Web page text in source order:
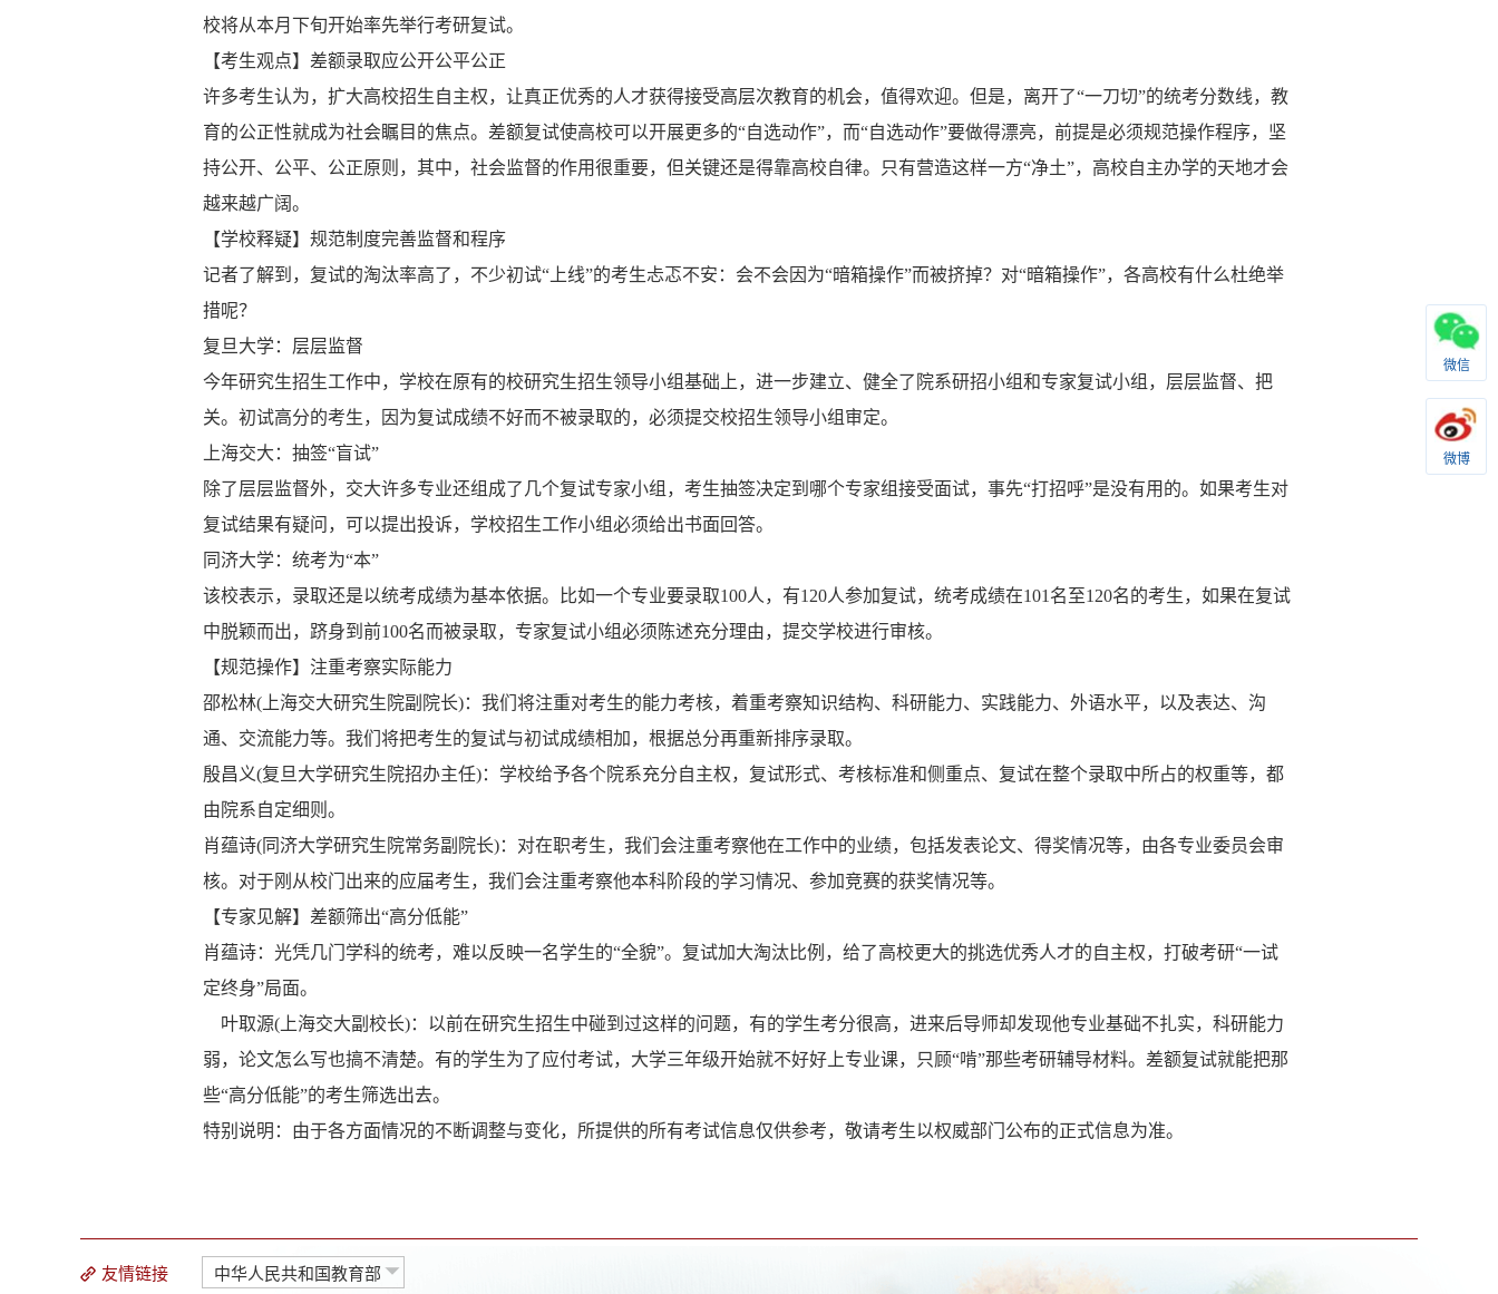
校将从本月下旬开始率先举行考研复试。
【考生观点】差额录取应公开公平公正
许多考生认为，扩大高校招生自主权，让真正优秀的人才获得接受高层次教育的机会，值得欢迎。但是，离开了“一刀切”的统考分数线，教
育的公正性就成为社会瞩目的焦点。差额复试使高校可以开展更多的“自选动作”，而“自选动作”要做得漂亮，前提是必须规范操作程序，坚
持公开、公平、公正原则，其中，社会监督的作用很重要，但关键还是得靠高校自律。只有营造这样一方“净土”，高校自主办学的天地才会
越来越广阔。
【学校释疑】规范制度完善监督和程序
记者了解到，复试的淘汰率高了，不少初试“上线”的考生忐忑不安：会不会因为“暗箱操作”而被挤掉？对“暗箱操作”，各高校有什么杜绝举
措呢？
复旦大学：层层监督
今年研究生招生工作中，学校在原有的校研究生招生领导小组基础上，进一步建立、健全了院系研招小组和专家复试小组，层层监督、把
关。初试高分的考生，因为复试成绩不好而不被录取的，必须提交校招生领导小组审定。
上海交大：抽签“盲试”
除了层层监督外，交大许多专业还组成了几个复试专家小组，考生抽签决定到哪个专家组接受面试，事先“打招呼”是没有用的。如果考生对
复试结果有疑问，可以提出投诉，学校招生工作小组必须给出书面回答。
同济大学：统考为“本”
该校表示，录取还是以统考成绩为基本依据。比如一个专业要录取100人，有120人参加复试，统考成绩在101名至120名的考生，如果在复试
中脱颖而出，跻身到前100名而被录取，专家复试小组必须陈述充分理由，提交学校进行审核。
【规范操作】注重考察实际能力
邵松林(上海交大研究生院副院长)：我们将注重对考生的能力考核，着重考察知识结构、科研能力、实践能力、外语水平，以及表达、沟
通、交流能力等。我们将把考生的复试与初试成绩相加，根据总分再重新排序录取。
殷昌义(复旦大学研究生院招办主任)：学校给予各个院系充分自主权，复试形式、考核标准和侧重点、复试在整个录取中所占的权重等，都
由院系自定细则。
肖蕴诗(同济大学研究生院常务副院长)：对在职考生，我们会注重考察他在工作中的业绩，包括发表论文、得奖情况等，由各专业委员会审
核。对于刚从校门出来的应届考生，我们会注重考察他本科阶段的学习情况、参加竞赛的获奖情况等。
【专家见解】差额筛出“高分低能”
肖蕴诗：光凭几门学科的统考，难以反映一名学生的“全貌”。复试加大淘汰比例，给了高校更大的挑选优秀人才的自主权，打破考研“一试
定终身”局面。
叶取源(上海交大副校长)：以前在研究生招生中碰到过这样的问题，有的学生考分很高，进来后导师却发现他专业基础不扎实，科研能力
弱，论文怎么写也搞不清楚。有的学生为了应付考试，大学三年级开始就不好好上专业课，只顾“啃”那些考研辅导材料。差额复试就能把那
些“高分低能”的考生筛选出去。
特别说明：由于各方面情况的不断调整与变化，所提供的所有考试信息仅供参考，敬请考生以权威部门公布的正式信息为准。
友情链接 中华人民共和国教育部
微信
微博